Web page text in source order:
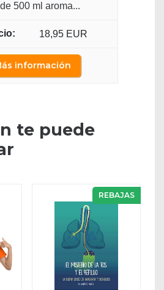
500 ml aroma...
18,95 EUR
información
te puede
REBAJAS